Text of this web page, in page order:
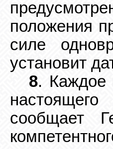
положения
силе
установит
8. Каждое
сообщает